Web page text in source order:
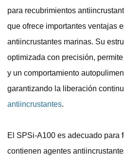
para recubrimientos
que ofrece importantes ventajas
antiincrustantes marinas. Su
optimizada con precisión,
y un comportamiento
garantizando la liberación
antiincrustantes.
El SPSi-A100 es adecuado para
contienen agentes